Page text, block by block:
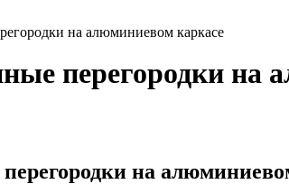
на алюминиевом каркасе
перегородки на
на